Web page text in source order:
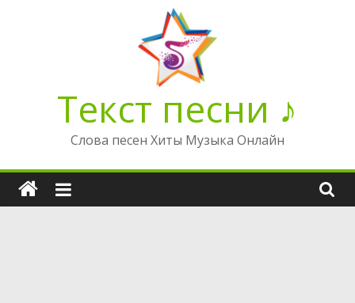
Текст песни ♪
Слова песен Хиты Музыка Онлайн